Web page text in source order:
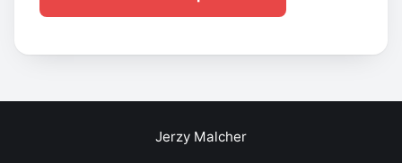
Jerzy Malcher